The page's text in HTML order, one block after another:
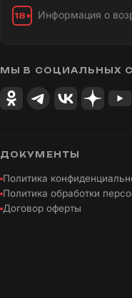
18+ Информация о
МЫ В СОЦИАЛЬНЫХ
ДОКУМЕНТЫ
Политика
Политика обработки
Договор оферты